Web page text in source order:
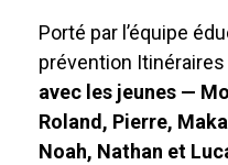
Porté par l’équipe
prévention
avec les jeunes —
Roland, Pierre,
Noah, Nathan et